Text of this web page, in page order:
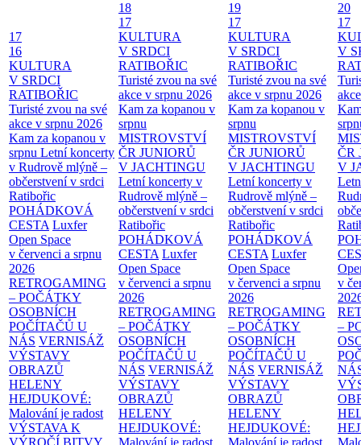
17
16
KULTURA
V SRDCI
RATIBOŘIC
Turisté zvou na své
akce v srpnu 2026
Kam za kopanou v
srpnu Letní koncerty
v Rudrově mlýně –
občerstvení v srdci
Ratibořic
POHÁDKOVÁ
CESTA Luxfer
Open Space
v červenci a srpnu
2026
RETROGAMING
– POČÁTKY
OSOBNÍCH
POČÍTAČŮ U
NÁS VERNISÁŽ
VÝSTAVY
OBRAZŮ
HELENY
HEJDUKOVÉ:
Malování je radost
VÝSTAVA K
18
17
KULTURA
V SRDCI
RATIBOŘIC
Turisté zvou na své
akce v srpnu 2026
Kam za kopanou v
srpnu
MISTROVSTVÍ
ČR JUNIORŮ
V JACHTINGU
Letní koncerty v
Rudrově mlýně –
občerstvení v srdci
Ratibořic
POHÁDKOVÁ
CESTA Luxfer
Open Space
v červenci a srpnu
2026
RETROGAMING
– POČÁTKY
OSOBNÍCH
POČÍTAČŮ U
NÁS VERNISÁŽ
VÝSTAVY
OBRAZŮ
HELENY
HEJDUKOVÉ:
19
17
KULTURA
V SRDCI
RATIBOŘIC
Turisté zvou na své
akce v srpnu 2026
Kam za kopanou v
srpnu
MISTROVSTVÍ
ČR JUNIORŮ
V JACHTINGU
Letní koncerty v
Rudrově mlýně –
občerstvení v srdci
Ratibořic
POHÁDKOVÁ
CESTA Luxfer
Open Space
v červenci a srpnu
2026
RETROGAMING
– POČÁTKY
OSOBNÍCH
POČÍTAČŮ U
NÁS VERNISÁŽ
VÝSTAVY
OBRAZŮ
HELENY
HEJDUKOVÉ:
20
17
V
ČR
V
v
–